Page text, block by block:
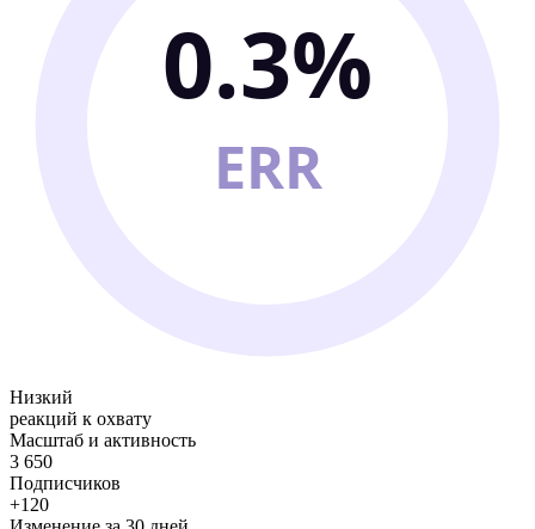
0.3%
ERR
Низкий
реакций к охвату
Масштаб и активность
3 650
Подписчиков
+120